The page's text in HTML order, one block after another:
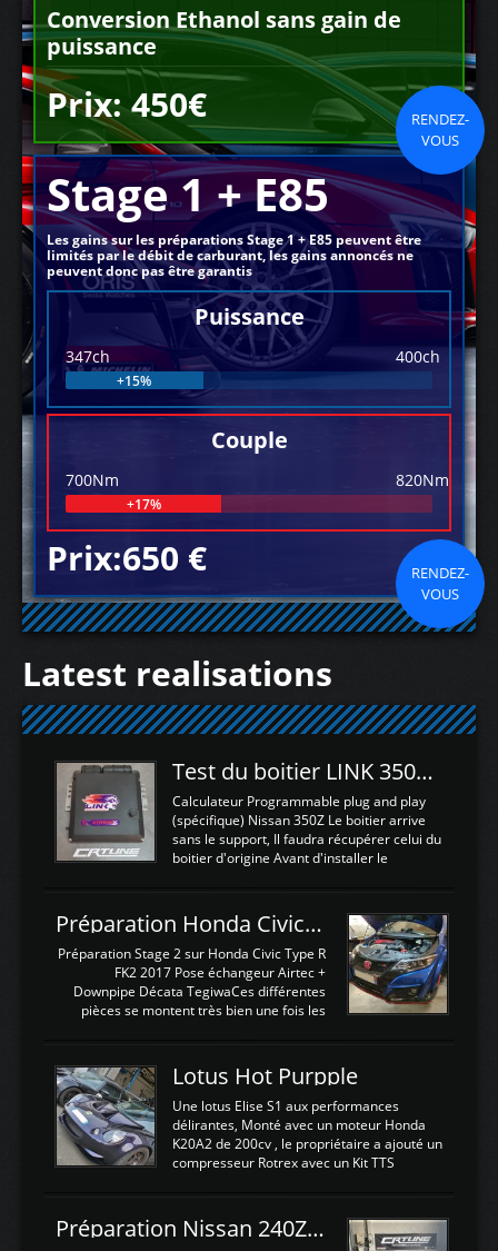
Conversion Ethanol sans gain de
puissance
Prix: 450€
RENDEZ-
VOUS
Stage 1 + E85
Les gains sur les préparations Stage 1 + E85 peuvent être
limités par le débit de carburant, les gains annoncés ne
peuvent donc pas être garantis
Puissance
347ch 400ch
+15%
Couple
700Nm 820Nm
+17%
Prix:650 €
RENDEZ-
VOUS
Latest realisations
Test du boitier LINK 350Z Plugin ECU
Calculateur Programmable plug and play
(spécifique) Nissan 350Z Le boitier arrive
sans le support, Il faudra récupérer celui du
boitier d'origine Avant d'installer le
d'envoyer l'information de la large bande
dans le boitier. sydney sweeney deepfake
La sortie 0-5V de l'afr sera connectée sur
l'entrée AN Volt 8 et GndAN pour
Analogique, et Volt car l'information est une
tension (Pas une résistance variable d'un
est temps de brancher le ...
Préparation Honda Civic Type R FK2
Préparation Stage 2 sur Honda Civic Type R
FK2 2017 Pose échangeur Airtec +
Downpipe Décata TegiwaCes différentes
pièces se montent très bien une fois les
légere découpe du plastique inferieur,
negénant en rien la structure ou le
fonctionnement du fond plat. Une
reprogrammation Stage 2 est faite sur le
calculateur d'origine. Une alternative
économique au passage sur Hondata
d'origine 310cv et 400Nn , Une fois
reprogrammé et les ...
Lotus Hot Purpple
Une lotus Elise S1 aux performances
délirantes, Monté avec un moteur Honda
K20A2 de 200cv , le propriétaire a ajouté un
compresseur Rotrex avec un Kit TTS
d'augmenter la puissance de son moteur:
un watercooler a été ajouté. 300Cv sans
Préparation Nissan 240Z SR20DET